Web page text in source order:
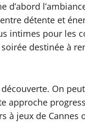
d’abord
détente et
intimes pour les
destinée à
On
approche
à jeux de